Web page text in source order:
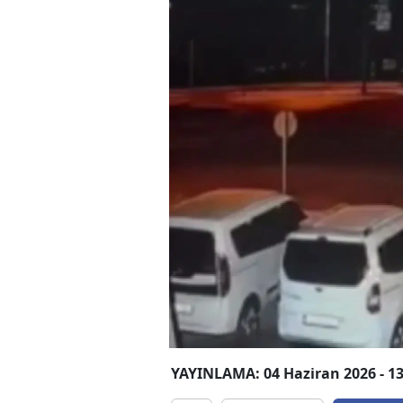
YAYINLAMA: 04 Haziran 2026 -